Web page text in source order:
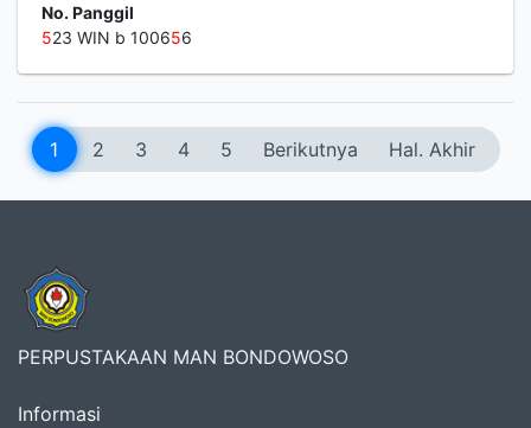
No. Panggil
523 WIN b 100656
1 2 3 4 5 Berikutnya Hal. Akhir
PERPUSTAKAAN MAN BONDOWOSO
Informasi